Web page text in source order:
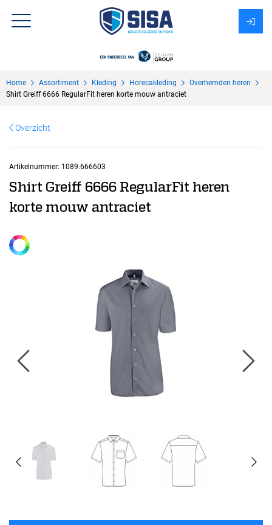
Over Sisa
Home Assortiment Kleding Horecakleding
Overhemden heren
Shirt Greiff 6666 RegularFit heren korte mouw antraciet
Overzicht
Artikelnummer: 1089.666603
Shirt Greiff 6666 RegularFit heren
korte mouw antraciet